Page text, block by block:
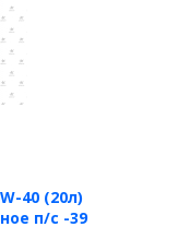
40 (20л)
п/с -39